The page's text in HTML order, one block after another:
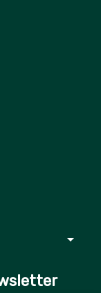
arrow_drop_down